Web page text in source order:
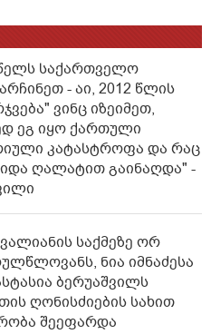
საქართველო
- აი, 2012 წლის
ვინც იზეიმეთ,
ეგ იყო ქართული
კატასტროფა და რაც
ღალატით გაინაღდა" -
საქმეზე ორ
ნია იმნაძესა
ბერუაშვილს
ღონისძიების სახით
შეეფარდა